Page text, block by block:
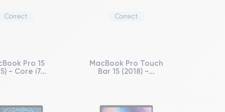
Correct Correct
Pro 15
- Core i7...
MacBook Pro Touch
Bar 15 (2018) -...